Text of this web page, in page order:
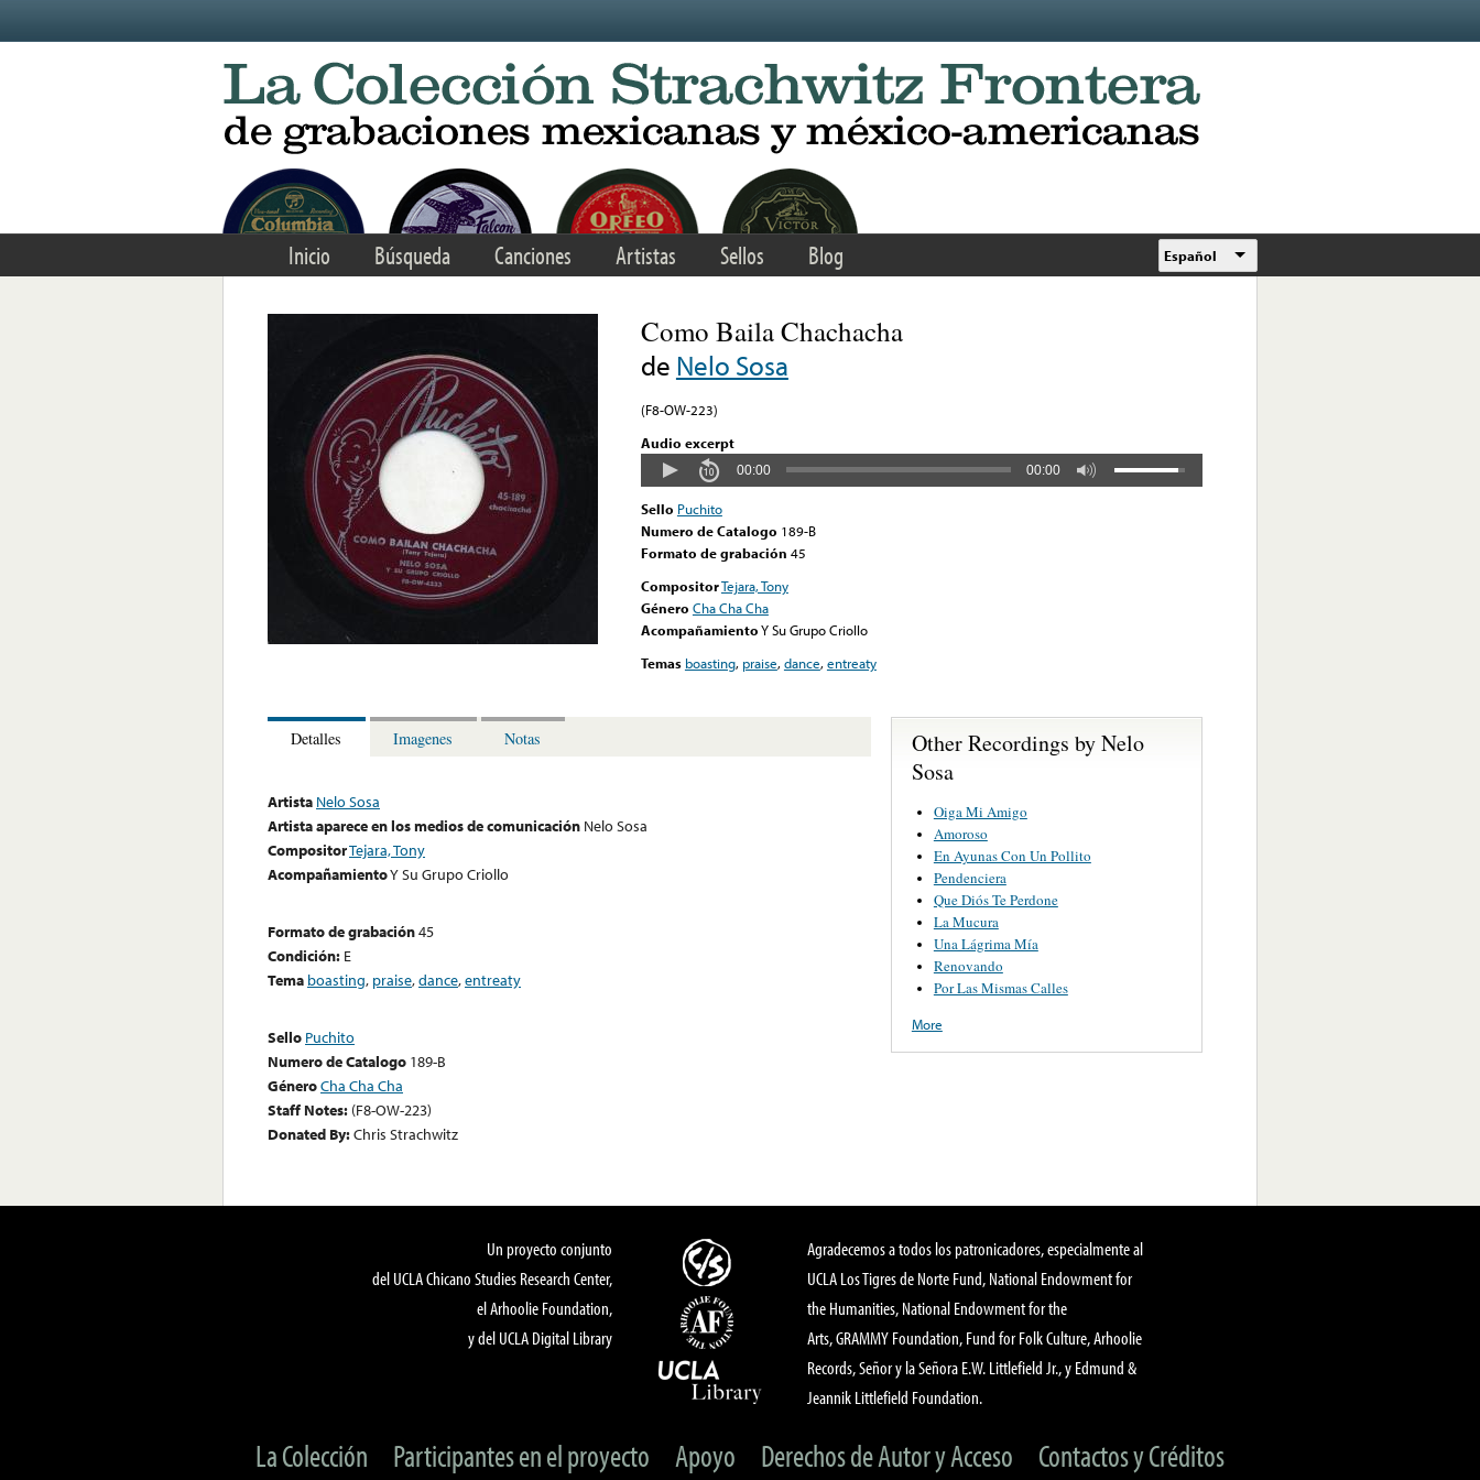
Inicio Búsqueda Canciones Artistas Sellos Blog Español
Como Baila Chachacha
de Nelo Sosa
(F8-OW-223)
Audio excerpt
00:00 00:00
Sello Puchito
Numero de Catalogo 189-B
Formato de grabación 45
CompositorTejara, Tony
Género Cha Cha Cha
AcompañamientoY Su Grupo Criollo
Temas boasting, praise,dance,entreaty
Detalles Imagenes Notas
Artista Nelo Sosa
Artista aparece en los medios de comunicación Nelo Sosa
CompositorTejara, Tony
AcompañamientoY Su Grupo Criollo
Formato de grabación45
Condición: E
Tema boasting, praise,dance,entreaty
Sello Puchito
Numero de Catalogo 189-B
GéneroCha Cha Cha
Staff Notes: (F8-OW-223)
Donated By:Chris Strachwitz
Other Recordings by Nelo
Sosa
Oiga Mi Amigo
Amoroso
En Ayunas Con Un Pollito
Pendenciera
Que Diós Te Perdone
La Mucura
Una Lágrima Mía
Renovando
Por Las Mismas Calles
More
Un proyecto conjunto
del UCLA Chicano Studies Research Center,
el Arhoolie Foundation,
y del UCLA Digital Library
Agradecemos a todos los patronicadores, especialmente al
UCLA Los Tigres de Norte Fund, National Endowment for
the Humanities, National Endowment for the
Arts, GRAMMY Foundation, Fund for Folk Culture, Arhoolie
Records, Señor y la Señora E.W. Littlefield Jr., y Edmund &
Jeannik Littlefield Foundation.
La Colección Participantes en el proyecto Apoyo Derechos de Autor y Acceso Contactos y Créditos